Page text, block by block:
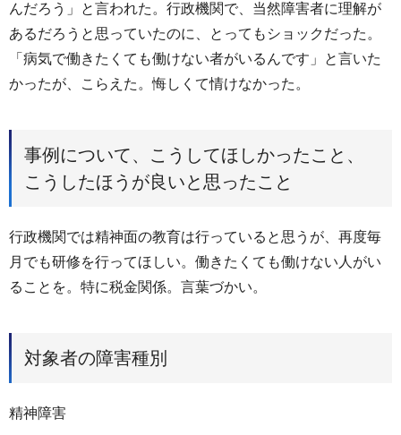
んだろう」と言われた。行政機関で、当然障害者に理解が
あるだろうと思っていたのに、とってもショックだった。
「病気で働きたくても働けない者がいるんです」と言いた
かったが、こらえた。悔しくて情けなかった。
事例について、こうしてほしかったこと、
こうしたほうが良いと思ったこと
行政機関では精神面の教育は行っていると思うが、再度毎
月でも研修を行ってほしい。働きたくても働けない人がい
ることを。特に税金関係。言葉づかい。
対象者の障害種別
精神障害